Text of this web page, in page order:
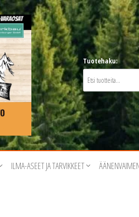
Tuotehaku:
ILMA-ASEET JA TARVIKKEET